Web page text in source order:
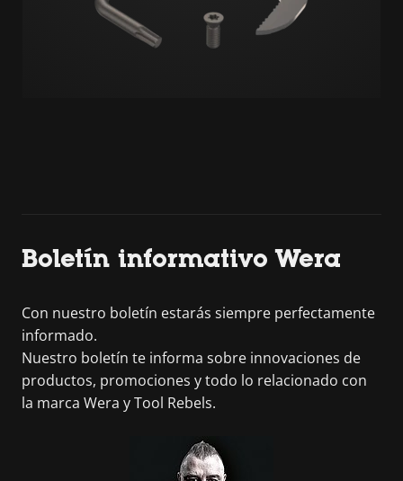
Boletín informativo Wera
Con nuestro boletín estarás siempre perfectamente
informado.
Nuestro boletín te informa sobre innovaciones de
productos, promociones y todo lo relacionado con
la marca Wera y Tool Rebels.